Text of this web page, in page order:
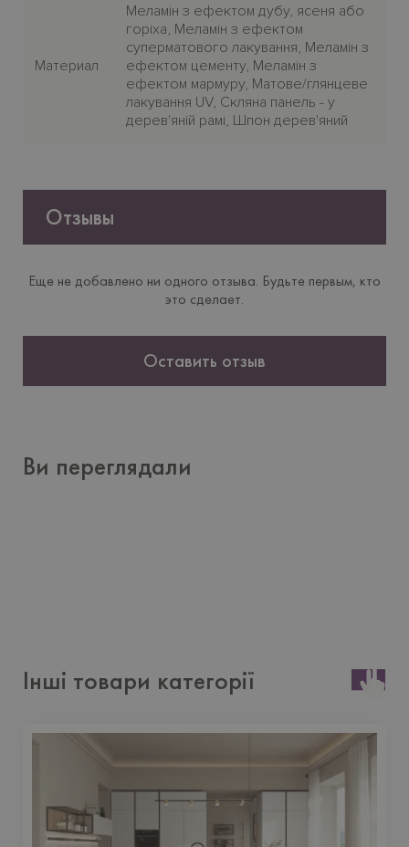
Материал
Меламін з ефектом дубу, ясеня або
горіха, Меламін з ефектом
суперматового лакування, Меламін з
ефектом цементу, Меламін з
ефектом мармуру, Матове/глянцеве
лакування UV, Скляна панель - у
дерев'яній рамі, Шпон дерев'яний
Отзывы
Еще не добавлено ни одного отзыва. Будьте первым, кто
это сделает.
Оставить отзыв
Ви переглядали
Інші товари категорії